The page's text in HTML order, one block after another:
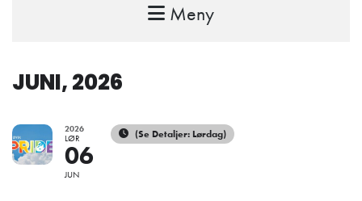
FRI – foreningen for kjønns- og
Meny
JUNI, 2026
2026
LØR
06
JUN
(Se Detaljer: Lørdag)